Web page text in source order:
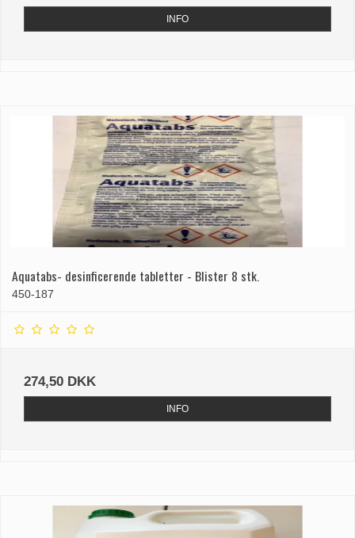
INFO
Aquatabs- desinficerende tabletter - Blister 8 stk.
450-187
274,50 DKK
INFO